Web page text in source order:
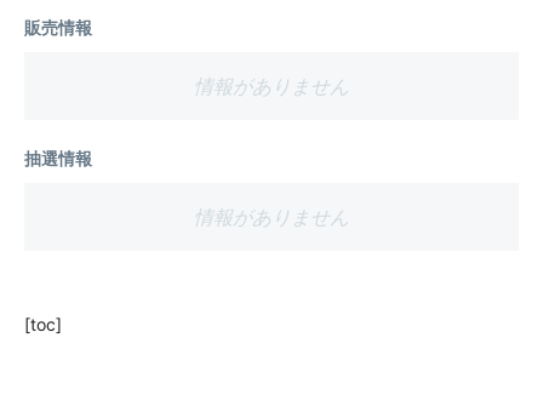
販売情報
情報がありません
抽選情報
情報がありません
[toc]